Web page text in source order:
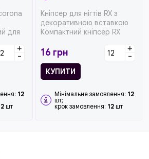
для
+
-
12
шт
Кніпсер для нігтів RX з
декоративною вставкою
Компактний кніпсер RX
та а...
16 грн +
-
КУПИТИ
Мінімальне замовлення: 12
шт;
крок замовлення: 12 шт